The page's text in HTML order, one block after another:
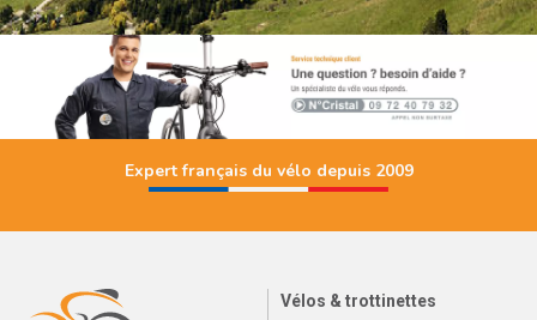
Expert français du vélo depuis 2009
Vélos & trottinettes